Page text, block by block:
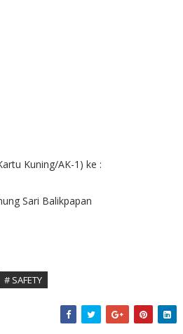
Kuning/AK-1) ke :
Sari Balikpapan
# SAFETY